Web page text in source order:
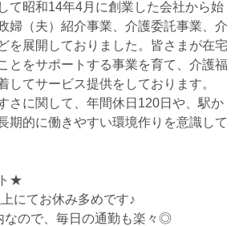
て昭和14年4月に創業した会社から始
婦（夫）紹介事業、介護委託事業、介
を展開しておりました。皆さまが在宅
とをサポートする事業を育て、介護福
してサービス提供をしております。
さに関して、年間休日120日や、駅か
期的に働きやすい環境作りを意識して
★
にてお休み多めです♪
なので、毎日の通勤も楽々◎